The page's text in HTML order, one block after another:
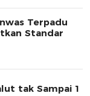
Terpadu
Standar
tak Sampai 1